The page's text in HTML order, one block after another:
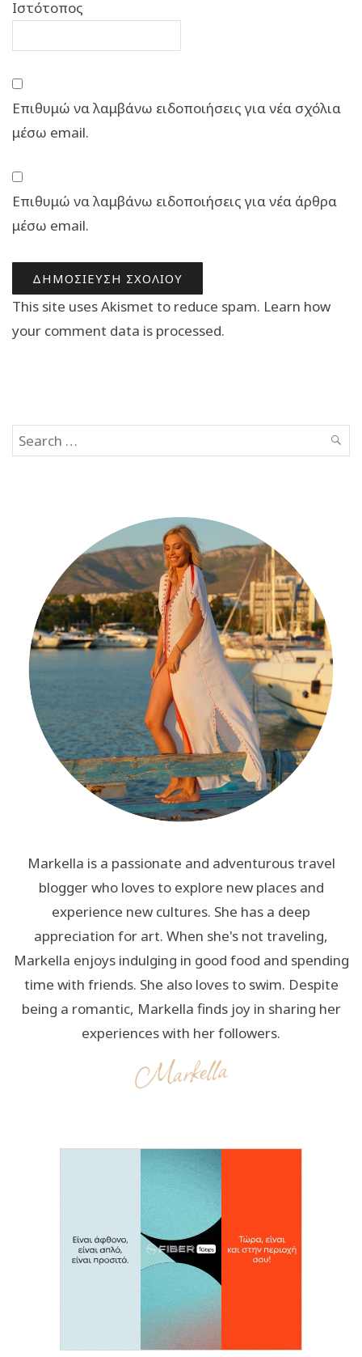
Ιστότοπος
Επιθυμώ να λαμβάνω ειδοποιήσεις για νέα σχόλια
μέσω email.
Επιθυμώ να λαμβάνω ειδοποιήσεις για νέα άρθρα
μέσω email.
This site uses Akismet to reduce spam. Learn how
your comment data is processed.
Search
for:
Markella is a passionate and adventurous travel
blogger who loves to explore new places and
experience new cultures. She has a deep
appreciation for art. When she's not traveling,
Markella enjoys indulging in good food and spending
time with friends. She also loves to swim. Despite
being a romantic, Markella finds joy in sharing her
experiences with her followers.